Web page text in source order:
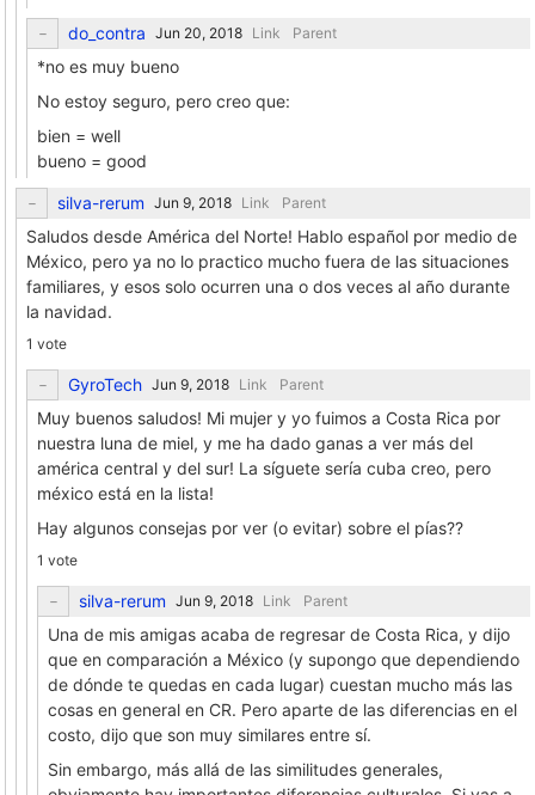
do_contra Link Parent
*no es muy bueno
No estoy seguro, pero creo que:
bien = well
bueno = good
silva-rerum Link Parent
Saludos desde América del Norte! Hablo español por medio de
México, pero ya no lo practico mucho fuera de las situaciones
familiares, y esos solo ocurren una o dos veces al año durante
la navidad.
1 vote
GyroTech Link Parent
Muy buenos saludos! Mi mujer y yo fuimos a Costa Rica por
nuestra luna de miel, y me ha dado ganas a ver más del
américa central y del sur! La síguete sería cuba creo, pero
méxico está en la lista!
Hay algunos consejas por ver (o evitar) sobre el pías??
1 vote
silva-rerum Link Parent
Una de mis amigas acaba de regresar de Costa Rica, y dijo
que en comparación a México (y supongo que dependiendo
de dónde te quedas en cada lugar) cuestan mucho más las
cosas en general en CR. Pero aparte de las diferencias en el
costo, dijo que son muy similares entre sí.
Sin embargo, más allá de las similitudes generales,